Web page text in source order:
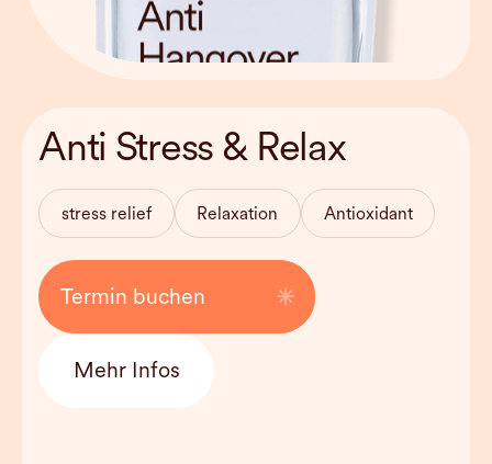
Anti Stress & Relax
stress relief Relaxation Antioxidant
Termin buchen
Mehr Infos
min
Haltbarkeit
Can be used
weekly
160 EUR